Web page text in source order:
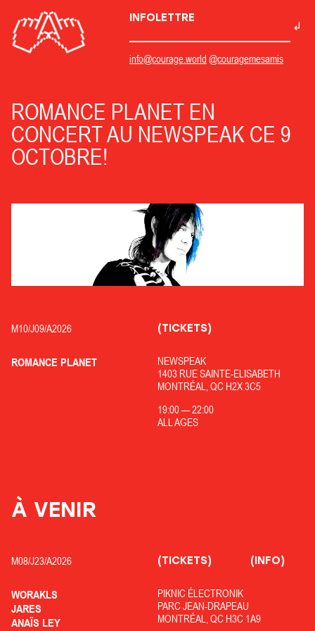
INFOLETTRE
info@courage.world @couragemesamis
ROMANCE PLANET EN
CONCERT AU NEWSPEAK CE 9
OCTOBRE!
M10/J09/A2026
ROMANCE PLANET
NEWSPEAK
1403 RUE SAINTE-ELISABETH
MONTRÉAL, QC H2X 3C5
19:00—22:00
ALL AGES
(TICKETS)
À VENIR
M08/J23/A2026
WORAKLS
JARES
ANAÏS LEY
PIKNIC ÉLECTRONIK
PARC JEAN-DRAPEAU
MONTRÉAL, QC H3C 1A9
(TICKETS) (INFO)